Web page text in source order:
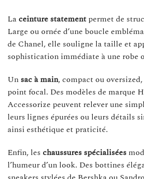
Laceinture statement permet de
Large ou ornée d’une boucle
de Chanel, elle souligne la taille et
sophistication immédiate à une robe
Un sac à main, compact ou
point focal. Des modèles de marque
Accessorize peuvent relever une
leurs lignes épurées ou leurs détails
ainsi esthétique et praticité.
Enfin, les chaussures spécialisées
l’humeur d’un look. Des bottines